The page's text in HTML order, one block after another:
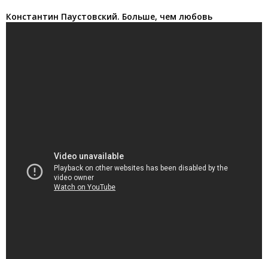
Константин Паустовский. Больше, чем любовь